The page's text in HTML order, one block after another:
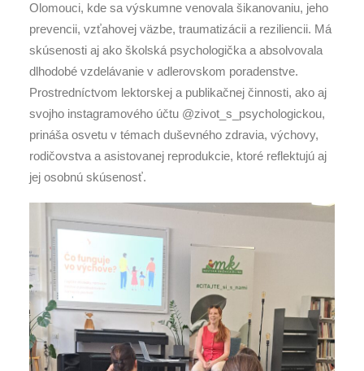
Olomouci, kde sa výskumne venovala šikanovaniu, jeho
prevencii, vzťahovej väzbe, traumatizácii a reziliencii. Má
skúsenosti aj ako školská psychologička a absolvovala
dlhodobé vzdelávanie v adlerovskom poradenstve.
Prostredníctvom lektorskej a publikačnej činnosti, ako aj
svojho instagramového účtu @zivot_s_psychologickou,
prináša osvetu v témach duševného zdravia, výchovy,
rodičovstva a asistovanej reprodukcie, ktoré reflektujú aj
jej osobnú skúsenosť.